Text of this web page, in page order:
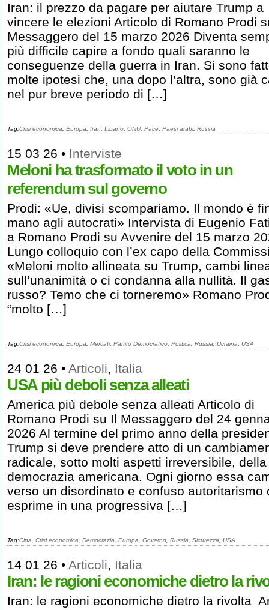
Iran: il prezzo da pagare per aiutare Trump a
vincere le elezioni Articolo di Romano Prodi
Messaggero del 15 marzo 2026 Diventa
più difficile capire a fondo quali saranno le
conseguenze della guerra in Iran. Si sono
molte ipotesi che, una dopo l’altra, sono già
nel pur breve periodo di […]
Tag:Crisi economica Europa Iran Libano ONU, Pace Paesi arabi, Russia
15 03 26 • Interviste
Meloni ha trasformato il voto in un
referendum sul governo
Prodi: «Ue, divisi scompariamo. Il mondo è
mano agli autocrati» Intervista di Eugenio
a Romano Prodi su Avvenire del 15 marzo
Lungo colloquio con l’ex capo della
«Meloni molto allineata su Trump, cambi
sull’unanimità o ci condanna alla nullità. Il
russo? Temo che ci torneremo» Romano
“molto […]
Tag:Crisi economica Europa Mercati, Partito Democratico Politica Russia Ucraina USA
24 01 26 • Articoli, Italia
USA più deboli senza alleati
America più debole senza alleati Articolo di
Romano Prodi su Il Messaggero del 24
2026 Al termine del primo anno della
Trump si deve prendere atto di un
radicale, sotto molti aspetti irreversibile, della
democrazia americana. Ogni giorno essa
verso un disordinato e confuso autoritarismo
esprime in una progressiva […]
Tag:Cina Crisi economica Democrazia Europa Governo Russia Sicurezza USA
14 01 26 • Articoli, Italia
Iran: le ragioni economiche dietro la
Iran: le ragioni economiche dietro la rivolta